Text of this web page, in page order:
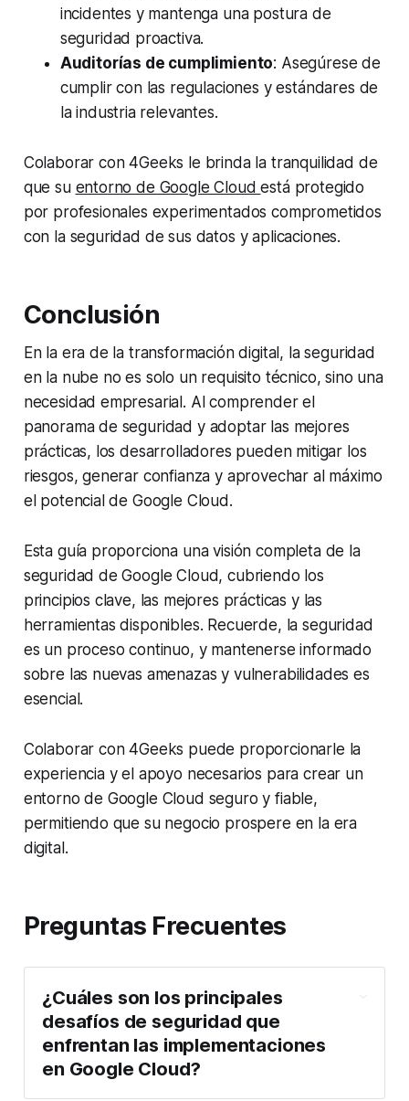
incidentes y mantenga una postura de
seguridad proactiva.
Auditorías de cumplimiento: Asegúrese de
cumplir con las regulaciones y estándares de
la industria relevantes.
Colaborar con 4Geeks le brinda la tranquilidad de
que su entorno de Google Cloudestá protegido
por profesionales experimentados comprometidos
con la seguridad de sus datos y aplicaciones.
Conclusión
En la era de la transformación digital, la seguridad
en la nube no es solo un requisito técnico, sino una
necesidad empresarial. Al comprender el
panorama de seguridad y adoptar las mejores
prácticas, los desarrolladores pueden mitigar los
riesgos, generar confianza y aprovechar al máximo
el potencial de Google Cloud.
Esta guía proporciona una visión completa de la
seguridad de Google Cloud, cubriendo los
principios clave, las mejores prácticas y las
herramientas disponibles. Recuerde, la seguridad
es un proceso continuo, y mantenerse informado
sobre las nuevas amenazas y vulnerabilidades es
esencial.
Colaborar con 4Geeks puede proporcionarle la
experiencia y el apoyo necesarios para crear un
entorno de Google Cloud seguro y fiable,
permitiendo que su negocio prospere en la era
digital.
Preguntas Frecuentes
¿Cuáles son los principales
desafíos de seguridad que
enfrentan las implementaciones
en Google Cloud?